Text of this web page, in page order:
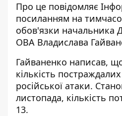
Про це повідомляє
посиланням на
обов'язки начальника
ОВА Владислава
Гайваненко написав,
кількість
російської атаки.
листопада, кількість
13.